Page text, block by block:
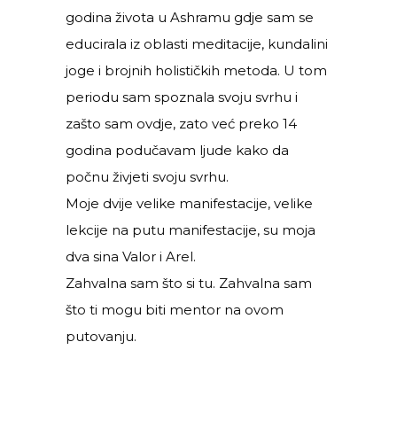
godina života u Ashramu gdje sam se
educirala iz oblasti meditacije, kundalini
joge i brojnih holističkih metoda. U tom
periodu sam spoznala svoju svrhu i
zašto sam ovdje, zato već preko 14
godina podučavam ljude kako da
počnu živjeti svoju svrhu.
Moje dvije velike manifestacije, velike
lekcije na putu manifestacije, su moja
dva sina Valor i Arel.
Zahvalna sam što si tu. Zahvalna sam
što ti mogu biti mentor na ovom
putovanju.